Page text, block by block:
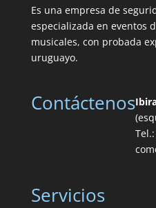
Es una empresa de
especializada en eventos
musicales, con probada
uruguayo.
Contáctenos
Servicios